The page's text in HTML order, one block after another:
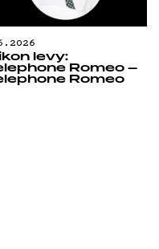
levy:
Romeo –
Romeo